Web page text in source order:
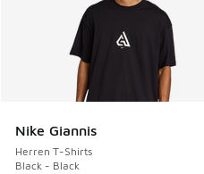
Nike Giannis
Herren T-Shirts
Black - Black